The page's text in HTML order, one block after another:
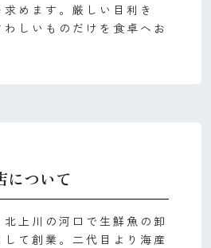
めます。厳しい目利き
しいものだけを食卓へお
について
上川の河口で生鮮魚の卸
て創業。二代目より海産